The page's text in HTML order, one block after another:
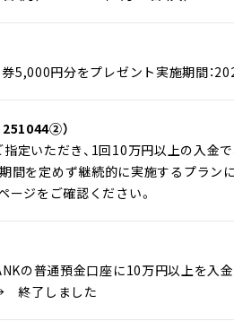
5,000円分をプレゼント実施期間：
251044②）
いただき、1回10万円以上の入金で
間を定めず継続的に実施するプラ
ージをご確認ください。
の普通預金口座に10万円以上を入
→ 終了しました